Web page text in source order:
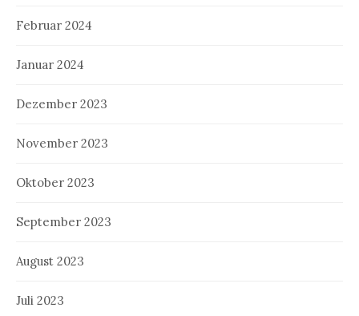
Februar 2024
Januar 2024
Dezember 2023
November 2023
Oktober 2023
September 2023
August 2023
Juli 2023